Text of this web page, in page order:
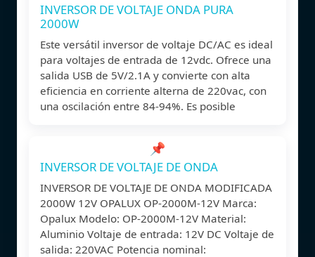
INVERSOR DE VOLTAJE ONDA PURA
2000W
Este versátil inversor de voltaje DC/AC es ideal
para voltajes de entrada de 12vdc. Ofrece una
salida USB de 5V/2.1A y convierte con alta
eficiencia en corriente alterna de 220vac, con
una oscilación entre 84-94%. Es posible
📌
INVERSOR DE VOLTAJE DE ONDA
INVERSOR DE VOLTAJE DE ONDA MODIFICADA
2000W 12V OPALUX OP-2000M-12V Marca:
Opalux Modelo: OP-2000M-12V Material:
Aluminio Voltaje de entrada: 12V DC Voltaje de
salida: 220VAC Potencia nominal: